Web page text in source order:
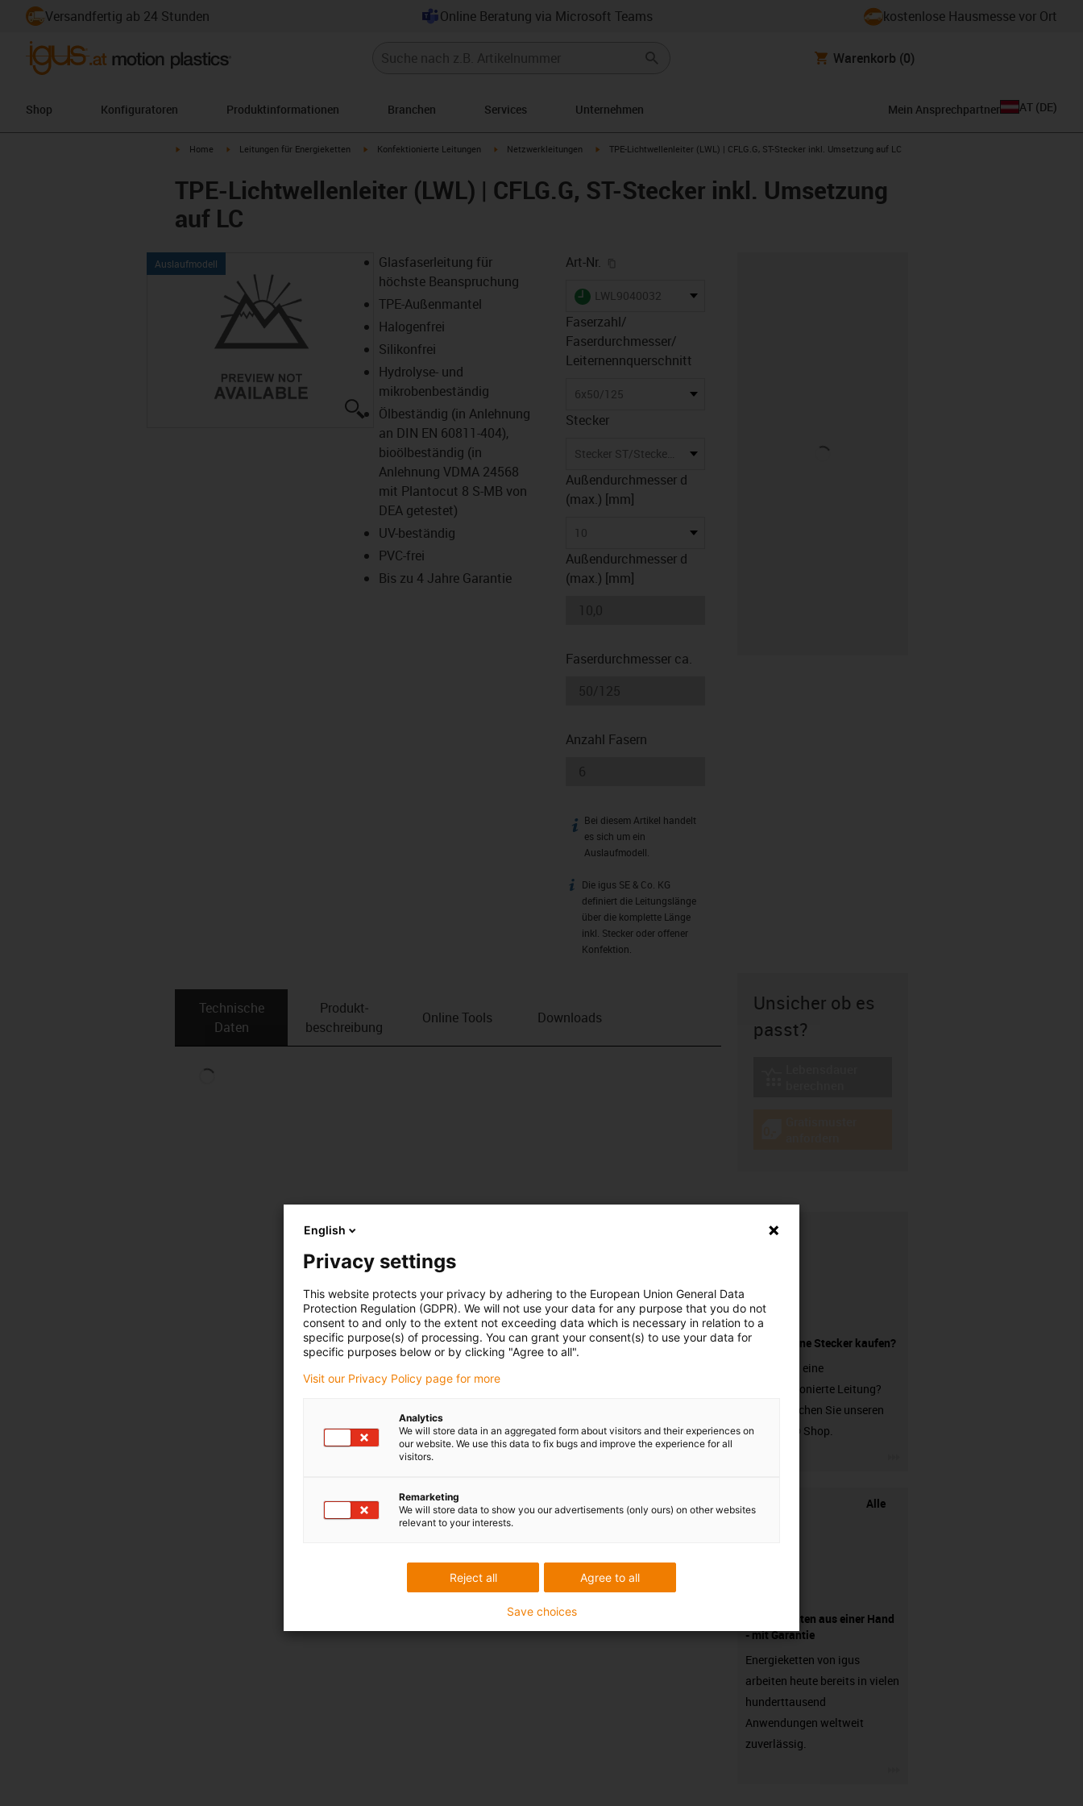
Versandfertig ab 24 Stunden Online Beratung via Microsoft Teams kostenlose Hausmesse vor Ort
Warenkorb (0)
Shop Konfiguratoren Produktinformationen Branchen Services Unternehmen Mein Ansprechpartner AT (DE)
igus-icon-arrow-right
Home igus-icon-arrow-right
Leitungen für Energieketten igus-icon-arrow-right
Konfektionierte Leitungen igus-icon-arrow-right
Netzwerkleitungen igus-icon-arrow-right
TPE-Lichtwellenleiter (LWL) | CFLG.G, ST-Stecker inkl. Umsetzung auf LC
TPE-Lichtwellenleiter (LWL) | CFLG.G, ST-Stecker inkl. Umsetzung
auf LC
Auslaufmodell
igus-icon-lupe
Glasfaserleitung für
höchste Beanspruchung
TPE-Außenmantel
Halogenfrei
Silikonfrei
Hydrolyse- und
mikrobenbeständig
Ölbeständig (in Anlehnung
an DIN EN 60811-404),
bioölbeständig (in
Anlehnung VDMA 24568
mit Plantocut 8 S-MB von
DEA getestet)
UV-beständig
PVC-frei
Bis zu 4 Jahre Garantie
Art-Nr.
igus-icon-lieferzeit
LWL9040032
Faserzahl/
Faserdurchmesser/
Leiternennquerschnitt
6x50/125
Stecker
Stecker ST/Stecker ST inkl. Umsetzung auf LC beidseitig
Außendurchmesser d
(max.) [mm]
10
Außendurchmesser d
(max.) [mm]
Faserdurchmesser ca.
Anzahl Fasern
igus-icon-info
Bei diesem Artikel handelt
es sich um ein
Auslaufmodell.
igus-icon-info
Die igus SE & Co. KG
definiert die Leitungslänge
über die komplette Länge
inkl. Stecker oder offener
Konfektion.
Technische
Daten
Produkt­
beschreibung
Online Tools Downloads
Unsicher ob es
passt?
Leitung ohne Stecker kaufen?
Sie suchen eine
unkonfektionierte Leitung?
Dann besuchen Sie unseren
chainflex® Shop.
Alle
Komponenten aus einer Hand
- mit Garantie
Energieketten von igus
arbeiten heute bereits in vielen
hunderttausend
Anwendungen weltweit
zuverlässig.
English
Privacy settings
This website protects your privacy by adhering to the European Union General Data
Protection Regulation (GDPR). We will not use your data for any purpose that you do not
consent to and only to the extent not exceeding data which is necessary in relation to a
specific purpose(s) of processing. You can grant your consent(s) to use your data for
specific purposes below or by clicking "Agree to all".
Visit our Privacy Policy page for more
Analytics
We will store data in an aggregated form about visitors and their experiences on
our website. We use this data to fix bugs and improve the experience for all
visitors.
Remarketing
We will store data to show you our advertisements (only ours) on other websites
relevant to your interests.
Agree to all
Reject all
Save choices